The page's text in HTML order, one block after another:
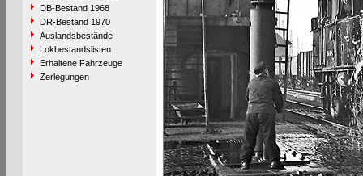
DB-Bestand 1968
DR-Bestand 1970
Auslandsbestände
Lokbestandslisten
Erhaltene Fahrzeuge
Zerlegungen